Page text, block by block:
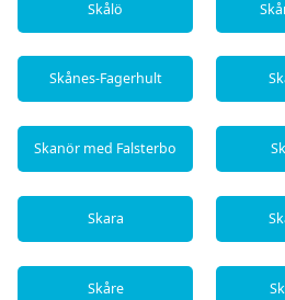
Skålö
Skånes-Fagerhult
Skanör med Falsterbo
Skara
Skåre